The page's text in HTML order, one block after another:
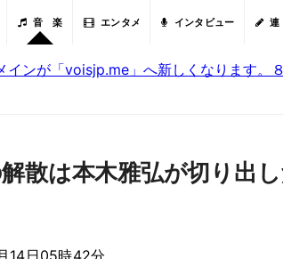
音 楽 エンタメ インタビュー
インが「voisjp.me」へ新しくなります。
散は本木雅弘が切り出
14日05時42分